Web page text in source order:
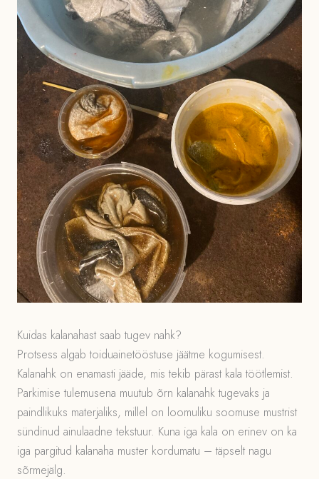
Kuidas kalanahast saab tugev nahk?
Protsess algab toiduainetööstuse jäätme kogumisest.
Kalanahk on enamasti jääde, mis tekib pärast kala töötlemist.
Parkimise tulemusena muutub õrn kalanahk tugevaks ja
paindlikuks materjaliks, millel on loomuliku soomuse mustrist
sündinud ainulaadne tekstuur. Kuna iga kala on erinev on ka
iga pargitud kalanaha muster kordumatu – täpselt nagu
sõrmejälg.